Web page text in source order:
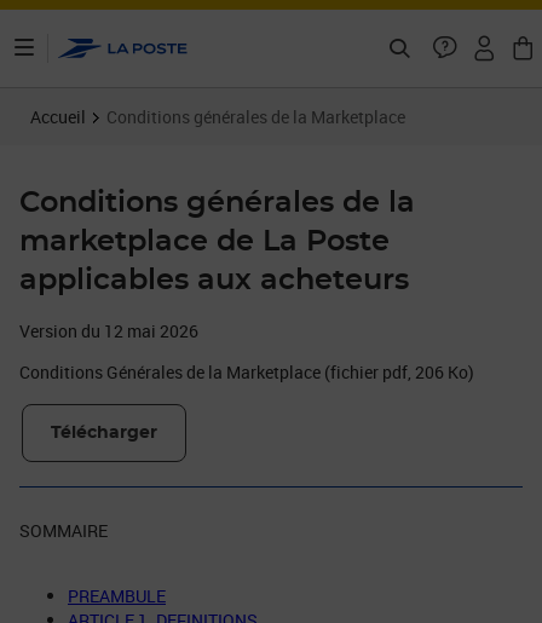
Accueil Conditions générales de la Marketplace
Conditions générales de la
marketplace de La Poste
applicables aux acheteurs
Version du 12 mai 2026
Conditions Générales de la Marketplace (fichier pdf, 206 Ko)
Télécharger
SOMMAIRE
PREAMBULE